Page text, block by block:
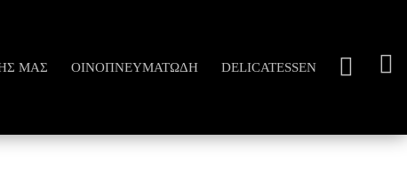
ΜΑΣ ΟΙΝΟΠΝΕΥΜΑΤΏΔΗ DELICATESSEN